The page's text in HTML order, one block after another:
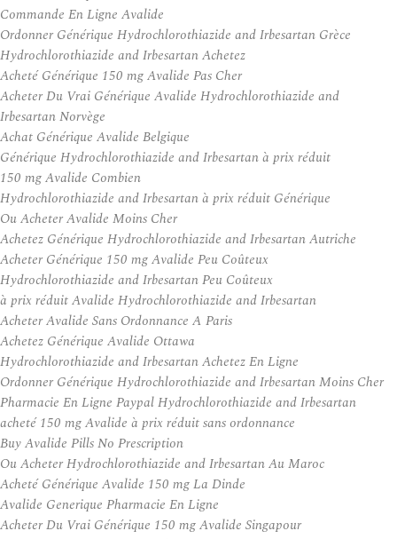
Commande En Ligne Avalide
Ordonner Générique Hydrochlorothiazide and Irbesartan Grèce
Hydrochlorothiazide and Irbesartan Achetez
Acheté Générique 150 mg Avalide Pas Cher
Acheter Du Vrai Générique Avalide Hydrochlorothiazide and
Irbesartan Norvège
Achat Générique Avalide Belgique
Générique Hydrochlorothiazide and Irbesartan à prix réduit
150 mg Avalide Combien
Hydrochlorothiazide and Irbesartan à prix réduit Générique
Ou Acheter Avalide Moins Cher
Achetez Générique Hydrochlorothiazide and Irbesartan Autriche
Acheter Générique 150 mg Avalide Peu Coûteux
Hydrochlorothiazide and Irbesartan Peu Coûteux
à prix réduit Avalide Hydrochlorothiazide and Irbesartan
Acheter Avalide Sans Ordonnance A Paris
Achetez Générique Avalide Ottawa
Hydrochlorothiazide and Irbesartan Achetez En Ligne
Ordonner Générique Hydrochlorothiazide and Irbesartan Moins Cher
Pharmacie En Ligne Paypal Hydrochlorothiazide and Irbesartan
acheté 150 mg Avalide à prix réduit sans ordonnance
Buy Avalide Pills No Prescription
Ou Acheter Hydrochlorothiazide and Irbesartan Au Maroc
Acheté Générique Avalide 150 mg La Dinde
Avalide Generique Pharmacie En Ligne
Acheter Du Vrai Générique 150 mg Avalide Singapour